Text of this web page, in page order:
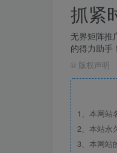
抓紧
无界矩阵推
的得力助手！
© 版权声明
1、本网站
2、本站永
3、本网站